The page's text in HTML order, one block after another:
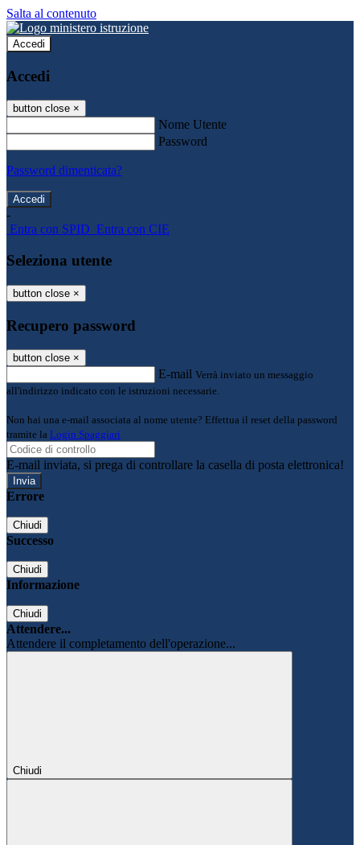
Salta al contenuto
Accedi
Accedi
button close ×
Nome Utente
Password
Password dimenticata?
-
Entra con SPID Entra con CIE
Seleziona utente
button close ×
Recupero password
button close ×
E-mail Verrà inviato un messaggio
all'indirizzo indicato con le istruzioni necessarie.
Non hai una e-mail associata al nome utente? Effettua il reset della password
tramite la Login Spaggiari
E-mail inviata, si prega di controllare la casella di posta elettronica!
Errore
Chiudi
Successo
Chiudi
Informazione
Chiudi
Attendere...
Attendere il completamento dell'operazione...
Chiudi